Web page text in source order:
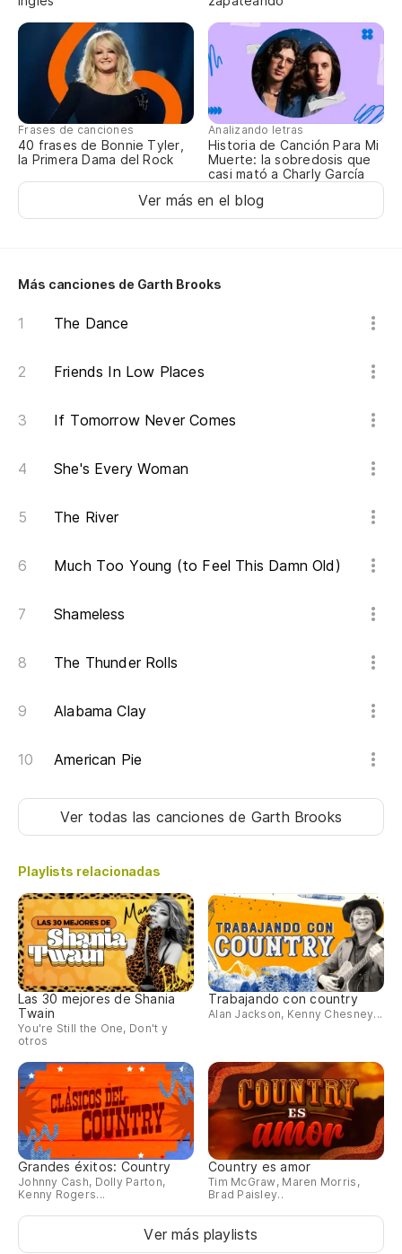
Frases de canciones
40 frases de Bonnie Tyler,
la Primera Dama del Rock
Analizando letras
Historia de Canción Para Mi
Muerte: la sobredosis que
casi mató a Charly García
Ver más en el blog
Más canciones de Garth Brooks
The Dance
Friends In Low Places
If Tomorrow Never Comes
She's Every Woman
The River
Much Too Young (to Feel This Damn Old)
Shameless
The Thunder Rolls
Alabama Clay
American Pie
Ver todas las cancionesde Garth Brooks
Playlists relacionadas
Las 30 mejores de Shania
Twain
You're Still the One, Don't y
otros
Trabajando con country
Alan Jackson, Kenny Chesney...
Grandes éxitos: Country
Johnny Cash, Dolly Parton,
Kenny Rogers...
Country es amor
Tim McGraw, Maren Morris,
Brad Paisley..
Ver más playlists